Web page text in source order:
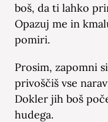
boš, da ti lahko
Opazuj me in
pomiri.
Prosim, zapomni
privoščiš vse
Dokler jih boš
hudega.